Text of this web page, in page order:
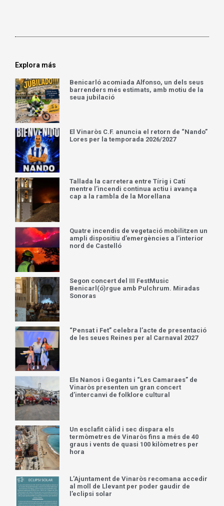
Explora más
Benicarló acomiada Alfonso, un dels seus
barrenders més estimats, amb motiu de la
seua jubilació
El Vinaròs C.F. anuncia el retorn de “Nando”
Lores per la temporada 2026/2027
Tallada la carretera entre Tírig i Catí
mentre l’incendi continua actiu i avança
cap a la rambla de la Morellana
Quatre incendis de vegetació mobilitzen un
ampli dispositiu d’emergències a l’interior
nord de Castelló
Segon concert del III FestMusic
Benicarl(ó)rgue amb Pulchrum. Miradas
Sonoras
“Pensat i Fet” celebra l’acte de presentació
de les seues Reines per al Carnaval 2027
Els Nanos i Gegants i “Les Camaraes” de
Vinaròs presenten un gran concert
d’intercanvi de folklore cultural
Un esclafit càlid i sec dispara els
termòmetres de Vinaròs fins a més de 40
graus i vents de quasi 100 kilòmetres per
hora
L’Ajuntament de Vinaròs recomana accedir
al moll de Llevant per poder gaudir de
l’eclipsi solar